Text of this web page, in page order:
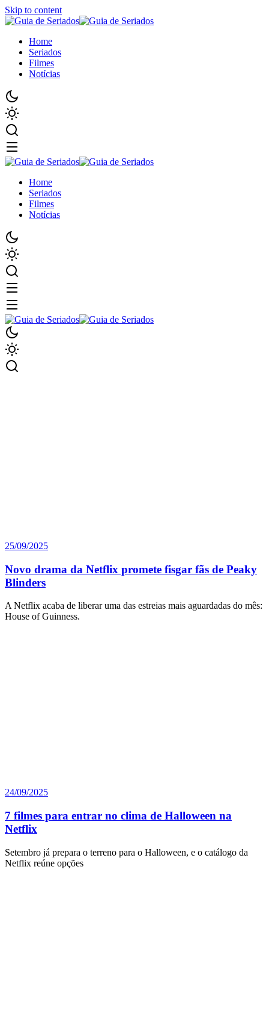
Skip to content
Home
Seriados
Filmes
Notícias
Home
Seriados
Filmes
Notícias
25/09/2025
Novo drama da Netflix promete fisgar fãs de Peaky
Blinders
A Netflix acaba de liberar uma das estreias mais aguardadas do mês:
House of Guinness.
24/09/2025
7 filmes para entrar no clima de Halloween na
Netflix
Setembro já prepara o terreno para o Halloween, e o catálogo da
Netflix reúne opções